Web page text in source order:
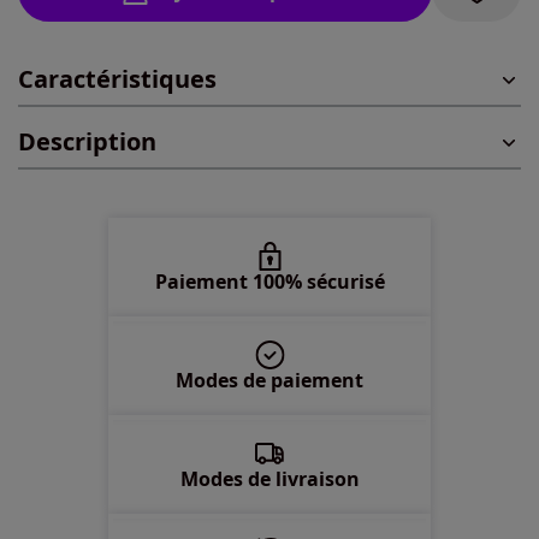
En stock
XL -En stock
2XL -En stock
Caractéristiques
Description
Paiement 100% sécurisé
Modes de paiement
Modes de livraison